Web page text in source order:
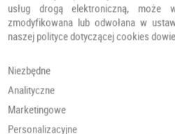
usług drogą elektroniczną, może
zmodyfikowana lub odwołana w
naszej polityce dotyczącej cookies
Niezbędne
Analityczne
Marketingowe
Personalizacyjne